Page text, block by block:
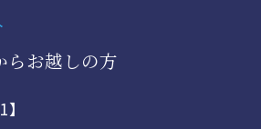
らお越しの方